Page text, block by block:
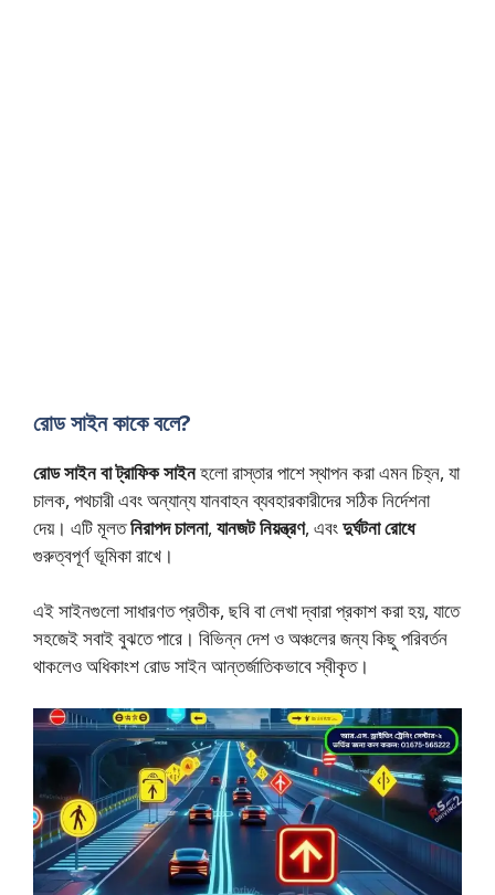
রোড সাইন কাকে বলে?
রোড সাইন বা ট্রাফিক সাইনহলো রাস্তার পাশে স্থাপন করা এমন চিহ্ন, যা
চালক, পথচারী এবং অন্যান্য যানবাহন ব্যবহারকারীদের সঠিক নির্দেশনা
দেয়। এটি মূলতনিরাপদ চালনা, যানজট নিয়ন্ত্রণ, এবংদুর্ঘটনা রোধে
গুরুত্বপূর্ণ ভূমিকা রাখে।
এই সাইনগুলো সাধারণত প্রতীক, ছবি বা লেখা দ্বারা প্রকাশ করা হয়, যাতে
সহজেই সবাই বুঝতে পারে। বিভিন্ন দেশ ও অঞ্চলের জন্য কিছু পরিবর্তন
থাকলেও অধিকাংশ রোড সাইন আন্তর্জাতিকভাবে স্বীকৃত।